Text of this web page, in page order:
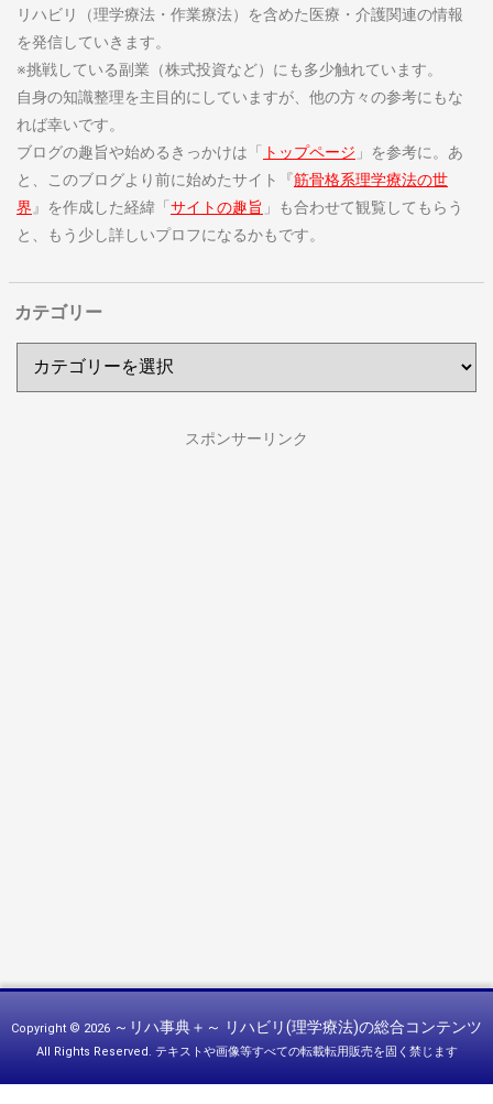
リハビリ（理学療法・作業療法）を含めた医療・介護関連の情報
を発信していきます。
※挑戦している副業（株式投資など）にも多少触れています。
自身の知識整理を主目的にしていますが、他の方々の参考にもな
れば幸いです。
ブログの趣旨や始めるきっかけは「
トップページ 」を参考に。あ
と、このブログより前に始めたサイト『筋骨格系理学療法の世
界』を作成した経緯「 サイトの趣旨 」も合わせて観覧してもらう
と、もう少し詳しいプロフになるかもです。
カテゴリー
スポンサーリンク
Copyright © 2026 ～リハ事典＋～ リハビリ(理学療法)の総合コンテンツ
All Rights Reserved. テキストや画像等すべての転載転用販売を固く禁じます